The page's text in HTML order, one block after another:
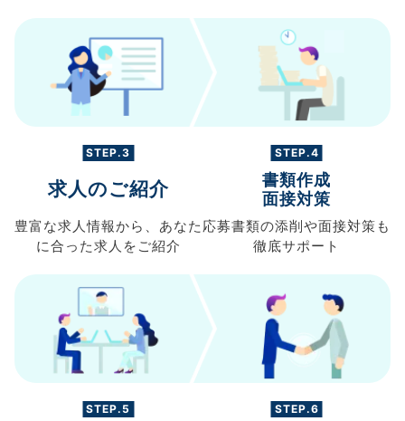
STEP.3
求人のご紹介
豊富な求人情報から、 あなた
に合った求人を ご紹介
STEP.4
書類作成
面接対策
応募書類の添削や面接対策も
徹底サポート
STEP.5 STEP.6